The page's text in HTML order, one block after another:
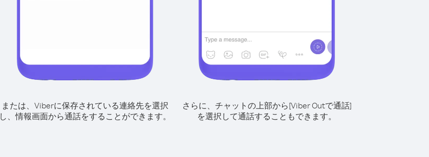
または、Viberに保存されている連絡先を選択
し、情報画面から通話をすることができます。
さらに、チャットの上部から[Viber Outで通話]
を選択して通話することもできます。